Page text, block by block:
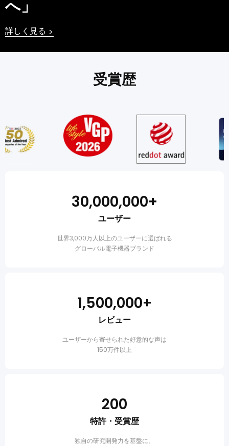
へ」
詳しく見る >
受賞歴
30,000,000+
ユーザー
世界3,000万人以上のユーザーに選ばれる
グローバル電子機器ブランド
1,500,000+
レビュー
ユーザーから寄せられた好意的な声は
150万件以上
200
特許・受賞歴
独自の研究開発力を基盤に、